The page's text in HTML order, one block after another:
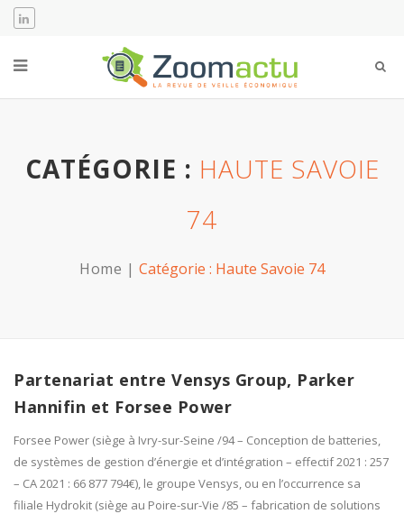
CATÉGORIE : HAUTE SAVOIE
74
Home Catégorie : Haute Savoie 74
Partenariat entre Vensys Group, Parker
Hannifin et Forsee Power
Forsee Power (siège à Ivry-sur-Seine /94 – Conception de batteries,
de systèmes de gestion d’énergie et d’intégration – effectif 2021 : 257
– CA 2021 : 66 877 794€), le groupe Vensys, ou en l’occurrence sa
filiale Hydrokit (siège au Poire-sur-Vie /85 – fabrication de solutions